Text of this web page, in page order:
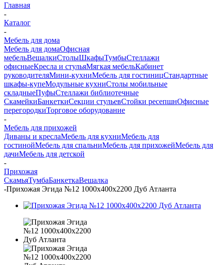
Главная
-
Каталог
-
Мебель для дома
Мебель для домаОфисная
мебельВешалкиСтолыШкафыТумбыСтеллажи
офисныеКресла и стульяМягкая мебельКабинет
руководителяМини-кухниМебель для гостиницСтандартные
шкафы-купеМодульные кухниСтолы мобильные
складныеПуфыСтеллажи библиотечные
СкамейкиБанкеткиСекции стульевСтойки ресепшнОфисные
перегородкиТорговое оборудование
-
Мебель для прихожей
Диваны и креслаМебель для кухниМебель для
гостинойМебель для спальниМебель для прихожейМебель для
дачиМебель для детской
-
Прихожая
СкамьяТумбаБанкеткаВешалка
-Прихожая Эгида №12 1000х400х2200 Дуб Атланта